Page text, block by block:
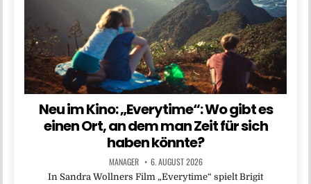
Neu im Kino: „Everytime“: Wo gibt es
einen Ort, an dem man Zeit für sich
haben könnte?
MANAGER 6. AUGUST 2026
In Sandra Wollners Film „Everytime“ spielt Brigit